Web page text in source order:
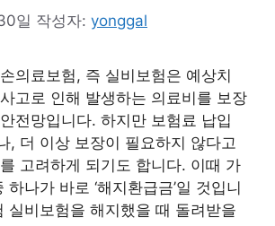
일 작성자: yonggal
의료보험, 즉 실비보험은 예상치
고로 인해 발생하는 의료비를 보장
전망입니다. 하지만 보험료 납입
, 더 이상 보장이 필요하지 않다고
고려하게 되기도 합니다. 이때 가
나가 바로 ‘해지환급금’일 것입니
실비보험을 해지했을 때 돌려받을